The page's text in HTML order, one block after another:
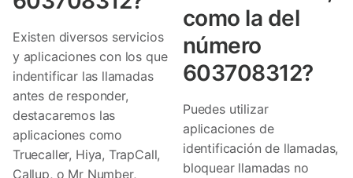
Existen diversos servicios
y aplicaciones con los que
indentificar las llamadas
antes de responder,
destacaremos las
aplicaciones como
Truecaller, Hiya, TrapCall,
Callup, o Mr Number,
como la del
número
603708312?
Puedes utilizar
aplicaciones de
identificación de llamadas,
bloquear llamadas no